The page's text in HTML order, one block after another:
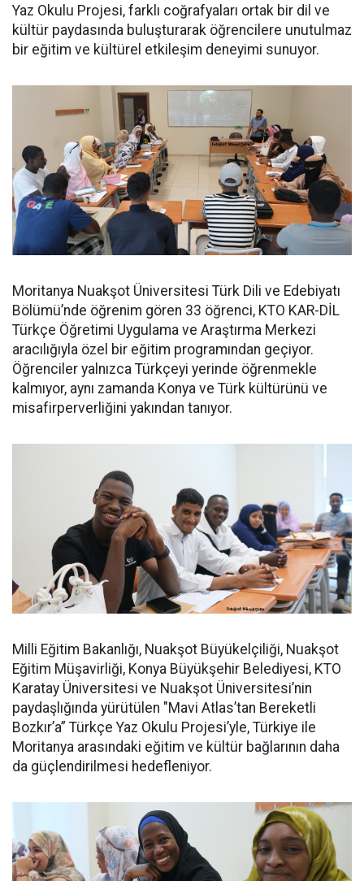
Yaz Okulu Projesi, farklı coğrafyaları ortak bir dil ve
kültür paydasında buluşturarak öğrencilere unutulmaz
bir eğitim ve kültürel etkileşim deneyimi sunuyor.
Moritanya Nuakşot Üniversitesi Türk Dili ve Edebiyatı
Bölümü’nde öğrenim gören 33 öğrenci, KTO KAR-DİL
Türkçe Öğretimi Uygulama ve Araştırma Merkezi
aracılığıyla özel bir eğitim programından geçiyor.
Öğrenciler yalnızca Türkçeyi yerinde öğrenmekle
kalmıyor, aynı zamanda Konya ve Türk kültürünü ve
misafirperverliğini yakından tanıyor.
Milli Eğitim Bakanlığı, Nuakşot Büyükelçiliği, Nuakşot
Eğitim Müşavirliği, Konya Büyükşehir Belediyesi, KTO
Karatay Üniversitesi ve Nuakşot Üniversitesi’nin
paydaşlığında yürütülen "Mavi Atlas’tan Bereketli
Bozkır’a” Türkçe Yaz Okulu Projesi’yle, Türkiye ile
Moritanya arasındaki eğitim ve kültür bağlarının daha
da güçlendirilmesi hedefleniyor.